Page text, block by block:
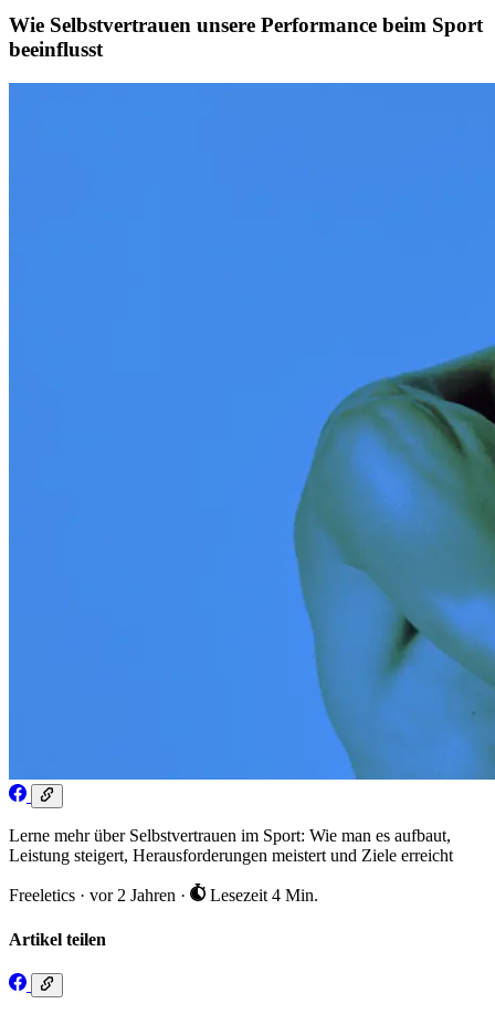
Wie Selbstvertrauen unsere Performance beim Sport
beeinflusst
Lerne mehr über Selbstvertrauen im Sport: Wie man es aufbaut,
Leistung steigert, Herausforderungen meistert und Ziele erreicht
Freeletics · vor 2 Jahren · Lesezeit 4 Min.
Artikel teilen